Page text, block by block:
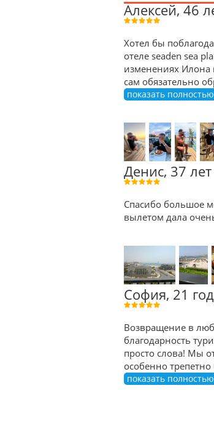
Алексей, 46
Хотел бы
отеле seaden sea
изменениях Илона
сам обязательно
показать полностью
Денис, 37 лет
Спасибо большое
вылетом дала
София, 21 год
Возвращение в
благодарность
просто слова! Мы
особенно
показать полностью